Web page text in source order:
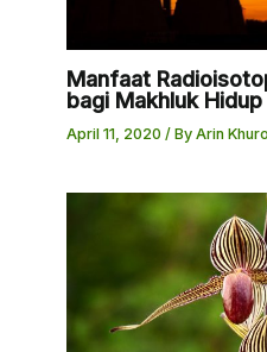
Manfaat
bagi Makhluk Hidup
April 11, 2020/ ByArin